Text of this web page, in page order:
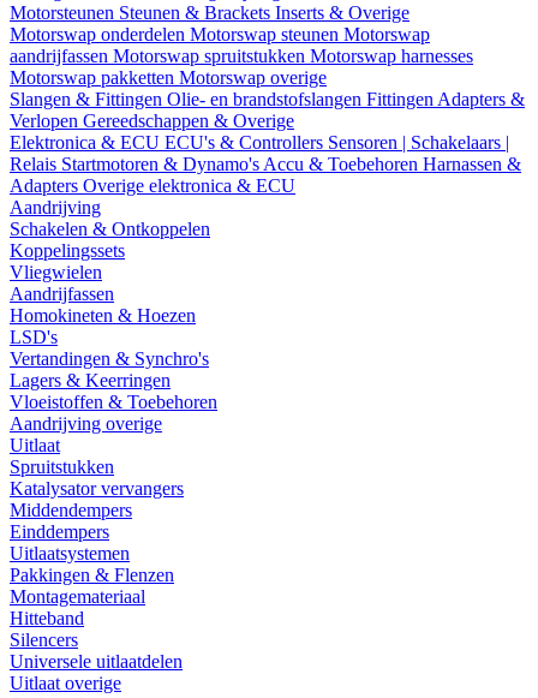
Motorsteunen Steunen & Brackets Inserts & Overige
Motorswap onderdelen Motorswap steunen Motorswap
aandrijfassen Motorswap spruitstukken Motorswap harnesses
Motorswap pakketten Motorswap overige
Slangen & Fittingen Olie- en brandstofslangen Fittingen Adapters &
Verlopen Gereedschappen & Overige
Elektronica & ECU ECU's & Controllers Sensoren | Schakelaars |
Relais Startmotoren & Dynamo's Accu & Toebehoren Harnassen &
Adapters Overige elektronica & ECU
Aandrijving
Schakelen & Ontkoppelen
Koppelingssets
Vliegwielen
Aandrijfassen
Homokineten & Hoezen
LSD's
Vertandingen & Synchro's
Lagers & Keerringen
Vloeistoffen & Toebehoren
Aandrijving overige
Uitlaat
Spruitstukken
Katalysator vervangers
Middendempers
Einddempers
Uitlaatsystemen
Pakkingen & Flenzen
Montagemateriaal
Hitteband
Silencers
Universele uitlaatdelen
Uitlaat overige